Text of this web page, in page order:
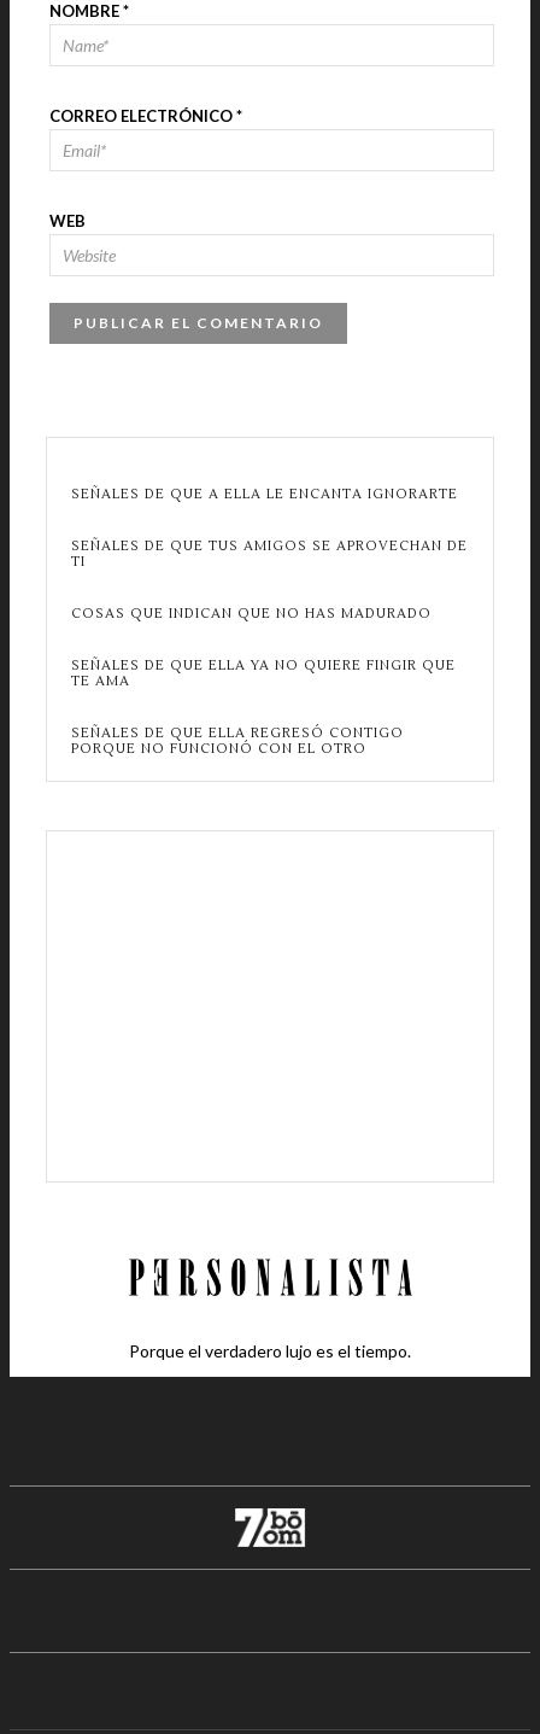
NOMBRE*
CORREO ELECTRÓNICO*
WEB
SEÑALES DE QUE A ELLA LE ENCANTA IGNORARTE
SEÑALES DE QUE TUS AMIGOS SE APROVECHAN DE
TI
COSAS QUE INDICAN QUE NO HAS MADURADO
SEÑALES DE QUE ELLA YA NO QUIERE FINGIR QUE
TE AMA
SEÑALES DE QUE ELLA REGRESÓ CONTIGO
PORQUE NO FUNCIONÓ CON EL OTRO
Porque el verdadero lujo es el tiempo.